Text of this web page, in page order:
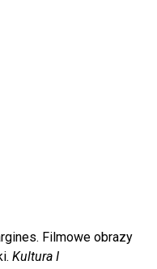
Filmowe obrazy
Kultura I